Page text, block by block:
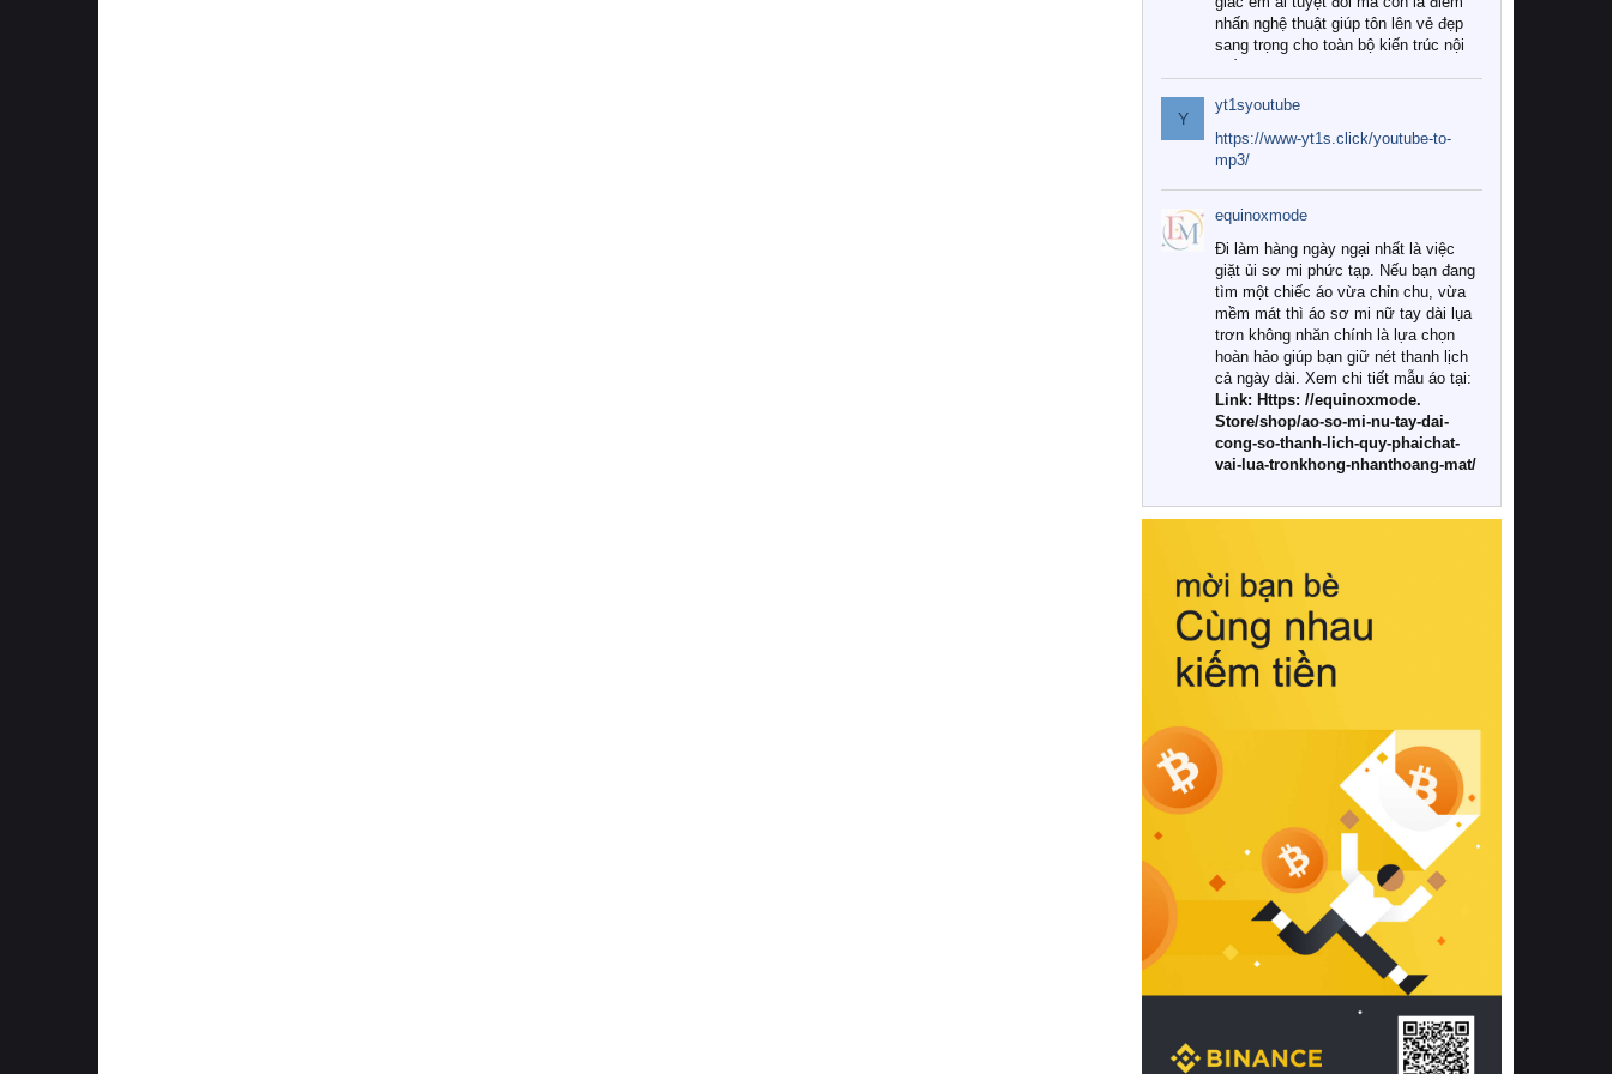
nhấn nghệ thuật giúp tôn lên vẻ đẹp
sang trọng cho toàn bộ kiến trúc nội
Tuy nhiên, giữa thị trường đa dạng
với vô vàn thương hiệu và mẫu mã
như hiện nay, làm thế nào để chọn
được những bộ chăn ga gối đệm cao
cấp thực sự chất lượng, phù hợp với
khí hậu và nhu cầu sử dụng của gia
đình? Hãy cùng chúng tôi đi tìm lời
giải đáp chi tiết qua bài viết dưới đây.
1. Tại sao các gia đình hiện đại lại ưa
chuộng chăn ga gối đệm cao cấp?
Khác với các dòng sản phẩm thông
thường, những bộ chăn ga gối đệm
cao cấp trải qua quy trình sản xuất
nghiêm ngặt từ khâu chọn lọc nguyên
liệu tự nhiên đến công nghệ dệt
nhuộm hiện đại không chứa hóa chất
này, bạn sẽ cảm nhận rõ rệt sự khác
hồi chuẩn xác của phần đệm nâng đỡ
cột sống.
Bên cạnh đó, việc lựa chọn các dòng
sản phẩm đạt chuẩn chất lượng quốc
tế còn giúp ngăn ngừa tình trạng kích
khuẩn và nấm mốc trong điều kiện
thời tiết nóng ẩm. Bạn có thể tìm hiểu
thêm các nghiên cứu khoa học về tác
động của giấc ngủ và môi trường
phòng ngủ đối với sức khỏe con
người tại Sleep Foundation (External
Link) để có cái nhìn toàn diện hơn.
2. Các tiêu chí vàng khi lựa chọn
chăn ga gối đệm cao cấp cho phòng
ngủ
Để sở hữu một bộ chăn ga gối đệm
cao cấp hoàn hảo cả về thẩm mỹ lẫn
công năng, người tiêu dùng cần cân
nhắc kỹ lưỡng các tiêu chí quan trọng
Y
yt1syoutube
https://www-yt1s.click/youtube-to-
mp3/
equinoxmode
Đi làm hàng ngày ngại nhất là việc
giặt ủi sơ mi phức tạp. Nếu bạn đang
tìm một chiếc áo vừa chỉn chu, vừa
mềm mát thì áo sơ mi nữ tay dài lụa
trơn không nhăn chính là lựa chọn
hoàn hảo giúp bạn giữ nét thanh lịch
cả ngày dài. Xem chi tiết mẫu áo tại:
Link: Https: //equinoxmode.
Store/shop/ao-so-mi-nu-tay-dai-
cong-so-thanh-lich-quy-phaichat-
vai-lua-tronkhong-nhanthoang-mat/